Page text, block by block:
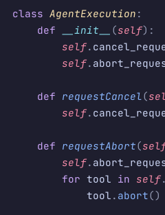
class AgentExecution :
    def
__init__ (self):
        self
.
        self
.
    def
requestCancel (
        self
.
    def
requestAbort(
        self
.
        for
tool in self.
            tool
. abort()